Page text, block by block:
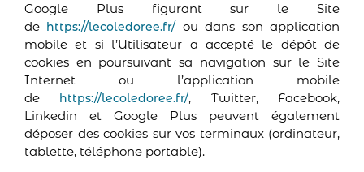
Google Plus figurant sur le Site
de https://lecoledoree.fr/ ou dans son application
mobile et si l’Utilisateur a accepté le dépôt de
cookies en poursuivant sa navigation sur le Site
Internet ou l’application mobile
de
https://lecoledoree.fr/, Twitter, Facebook,
Linkedin et Google Plus peuvent également
déposer des cookies sur vos terminaux (ordinateur,
tablette, téléphone portable).